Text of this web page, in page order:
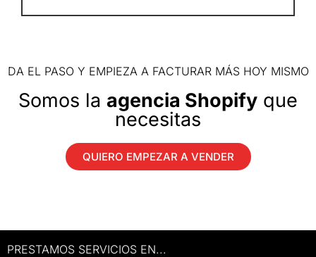
DA EL PASO Y EMPIEZA A FACTURAR MÁS HOY MISMO
Somos la agencia Shopify que
necesitas
QUIERO EMPEZAR A VENDER
PRESTAMOS SERVICIOS EN...